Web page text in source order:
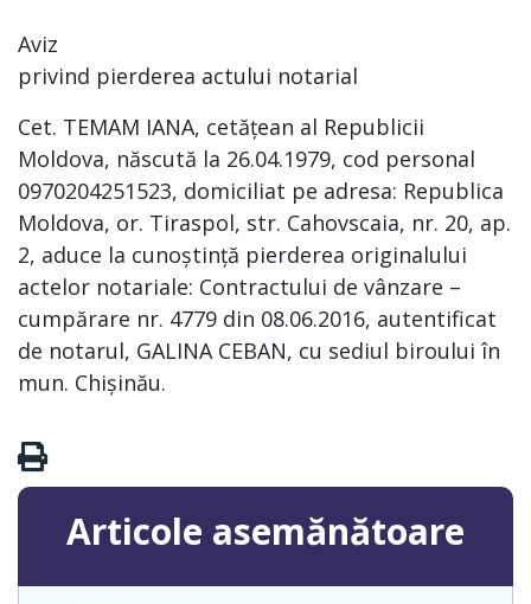
Aviz
privind pierderea actului notarial
Cet. TEMAM IANA, cetățean al Republicii
Moldova, născută la 26.04.1979, cod personal
0970204251523, domiciliat pe adresa: Republica
Moldova, or. Tiraspol, str. Cahovscaia, nr. 20, ap.
2, aduce la cunoștință pierderea originalului
actelor notariale: Contractului de vânzare –
cumpărare nr. 4779 din 08.06.2016, autentificat
de notarul, GALINA CEBAN, cu sediul biroului în
mun. Chișinău.
Articole asemănătoare